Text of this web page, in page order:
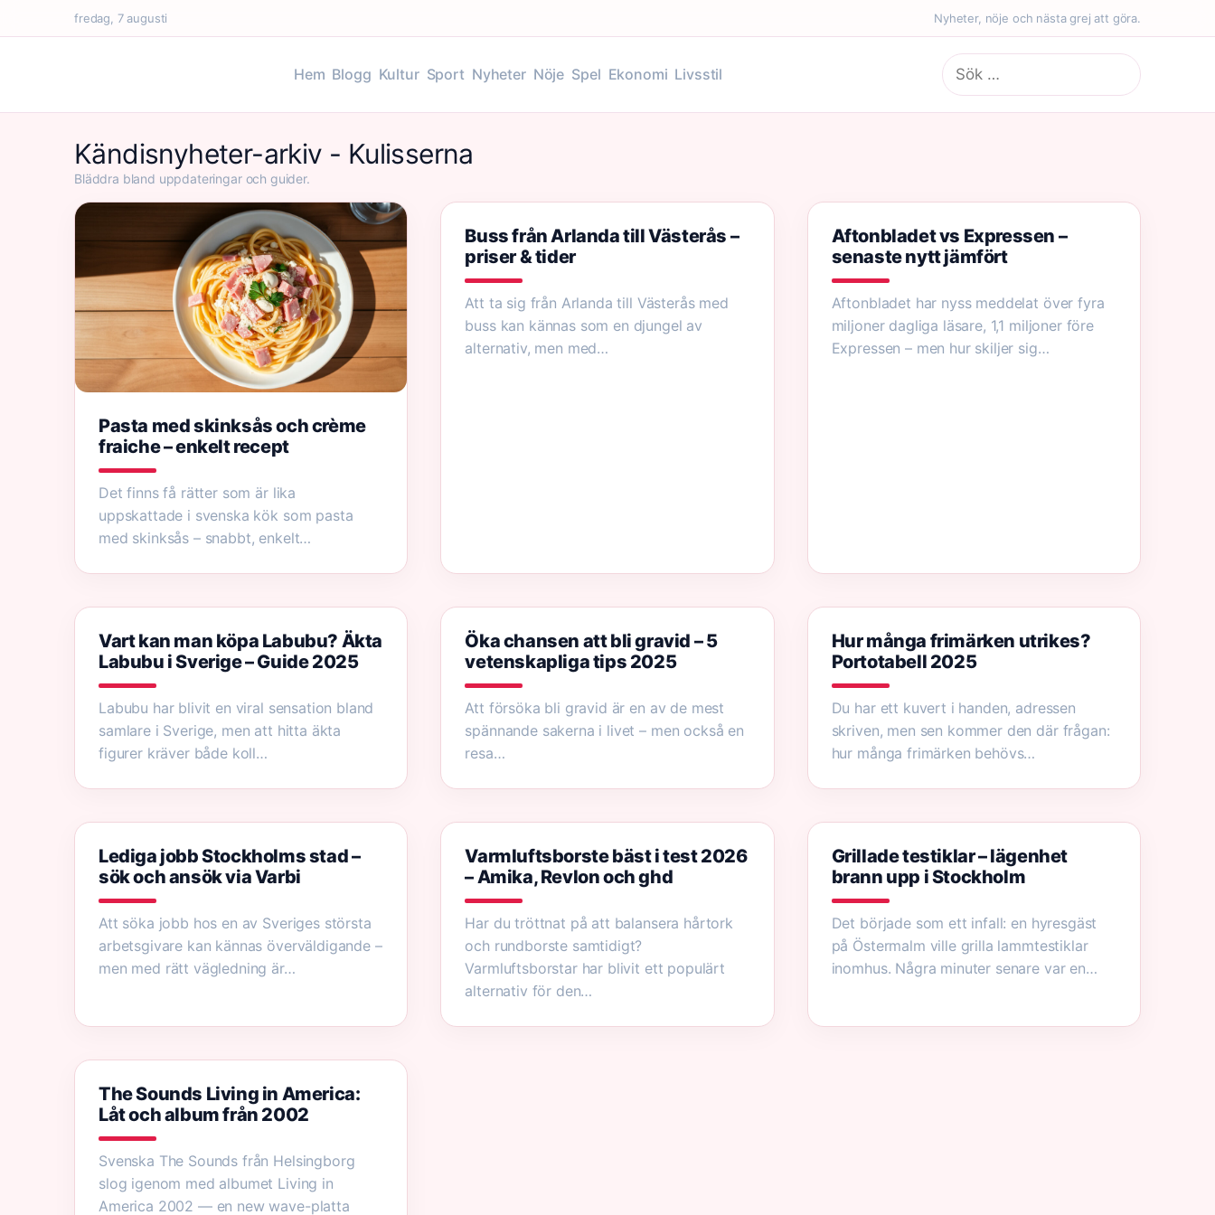
fredag, 7 augusti Nyheter, nöje och nästa grej att göra.
Hem Blogg Kultur Sport Nyheter Nöje Spel Ekonomi Livsstil
Sök
efter:
Kändisnyheter-arkiv - Kulisserna
Bläddra bland uppdateringar och guider.
Pasta med skinksås och crème
fraiche – enkelt recept
Det finns få rätter som är lika
uppskattade i svenska kök som pasta
med skinksås – snabbt, enkelt…
Buss från Arlanda till Västerås –
priser & tider
Att ta sig från Arlanda till Västerås med
buss kan kännas som en djungel av
alternativ, men med…
Aftonbladet vs Expressen –
senaste nytt jämfört
Aftonbladet har nyss meddelat över fyra
miljoner dagliga läsare, 1,1 miljoner före
Expressen – men hur skiljer sig…
Vart kan man köpa Labubu? Äkta
Labubu i Sverige – Guide 2025
Labubu har blivit en viral sensation bland
samlare i Sverige, men att hitta äkta
figurer kräver både koll…
Öka chansen att bli gravid – 5
vetenskapliga tips 2025
Att försöka bli gravid är en av de mest
spännande sakerna i livet – men också en
resa…
Hur många frimärken utrikes?
Portotabell 2025
Du har ett kuvert i handen, adressen
skriven, men sen kommer den där frågan:
hur många frimärken behövs…
Lediga jobb Stockholms stad –
sök och ansök via Varbi
Att söka jobb hos en av Sveriges största
arbetsgivare kan kännas överväldigande –
men med rätt vägledning är…
Varmluftsborste bäst i test 2026
– Amika, Revlon och ghd
Har du tröttnat på att balansera hårtork
och rundborste samtidigt?
Varmluftsborstar har blivit ett populärt
alternativ för den…
Grillade testiklar – lägenhet
brann upp i Stockholm
Det började som ett infall: en hyresgäst
på Östermalm ville grilla lammtestiklar
inomhus. Några minuter senare var en…
The Sounds Living in America:
Låt och album från 2002
Svenska The Sounds från Helsingborg
slog igenom med albumet Living in
America 2002 — en new wave-platta